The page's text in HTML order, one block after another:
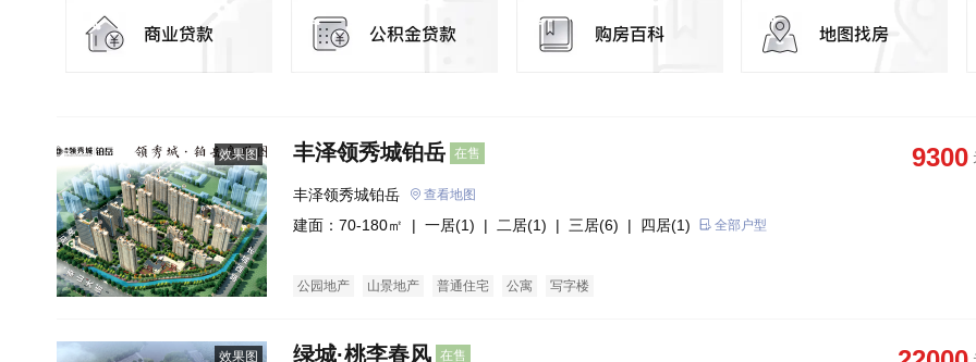
效果图 丰泽领秀城铂岳 在售 9300
丰泽领秀城铂岳 查看地图
建面：70-180㎡ | 一居(1) | 二居(1) | 三居(6) | 四居(1) 全部户型
公园地产 山景地产 普通住宅 公寓 写字楼
效果图 绿城·桃李春风 在售